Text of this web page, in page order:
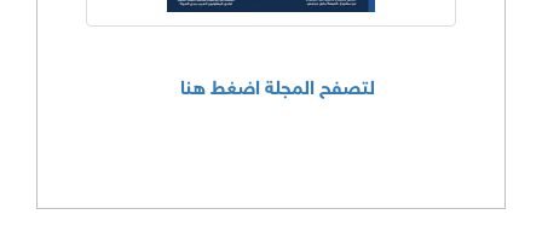
لتصفح المجلة اضغط هنا